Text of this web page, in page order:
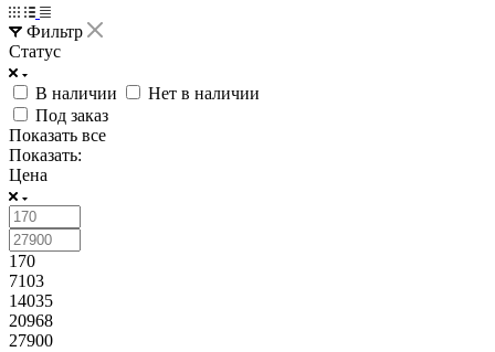
Фильтр
Статус
В наличии
Нет в наличии
Под заказ
Показать все
Показать:
Цена
170
7103
14035
20968
27900